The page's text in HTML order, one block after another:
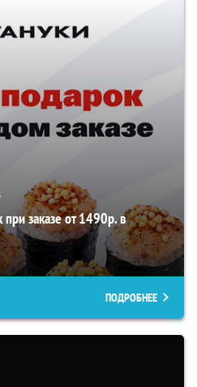
заказе от 1490р. в
ПОДРОБНЕЕ